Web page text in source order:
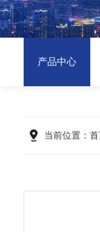
产品中心
当前位置：